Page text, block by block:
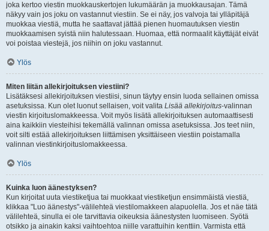
joka kertoo viestin muokkauskertojen lukumäärän ja muokkausajan. Tämä
näkyy vain jos joku on vastannut viestiin. Se ei näy, jos valvoja tai ylläpitäjä
muokkaa viestiä, mutta he saattavat jättää pienen huomautuksen viestin
muokkaamisen syistä niin halutessaan. Huomaa, että normaalit käyttäjät eivät
voi poistaa viestejä, jos niihin on joku vastannut.
Ylös
Miten liitän allekirjoituksen viestiini?
Lisätäksesi allekirjoituksen viestiisi, sinun täytyy ensin luoda sellainen omissa
asetuksissa. Kun olet luonut sellaisen, voit valita Lisää allekirjoitus-valinnan
viestin kirjoituslomakkeessa. Voit myös lisätä allekirjoituksen automaattisesti
aina kaikkiin viesteihisi tekemällä valinnan omissa asetuksissa. Jos teet niin,
voit silti estää allekirjoituksen liittämisen yksittäiseen viestiin poistamalla
valinnan viestinkirjoituslomakkeessa.
Ylös
Kuinka luon äänestyksen?
Kun kirjoitat uuta viestiketjua tai muokkaat viestiketjun ensimmäistä viestiä,
klikkaa "Luo äänestys"-välilehteä viestilomakkeen alapuolella. Jos et näe tätä
välilehteä, sinulla ei ole tarvittavia oikeuksia äänestysten luomiseen. Syötä
otsikko ja ainakin kaksi vaihtoehtoa niille varattuihin kenttiin. Varmista että